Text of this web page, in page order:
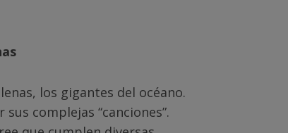
los gigantes del océano.
complejas “canciones”.